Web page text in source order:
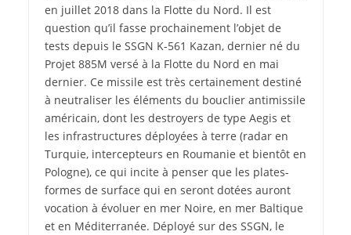
en juillet 2018 dans la Flotte du Nord. Il est
question qu’il fasse prochainement l’objet de
tests depuis le SSGN K-561 Kazan, dernier né du
Projet 885M versé à la Flotte du Nord en mai
dernier. Ce missile est très certainement destiné
à neutraliser les éléments du bouclier antimissile
américain, dont les destroyers de type Aegis et
les infrastructures déployées à terre (radar en
Turquie, intercepteurs en Roumanie et bientôt en
Pologne), ce qui incite à penser que les plates-
formes de surface qui en seront dotées auront
vocation à évoluer en mer Noire, en mer Baltique
et en Méditerranée. Déployé sur des SSGN, le